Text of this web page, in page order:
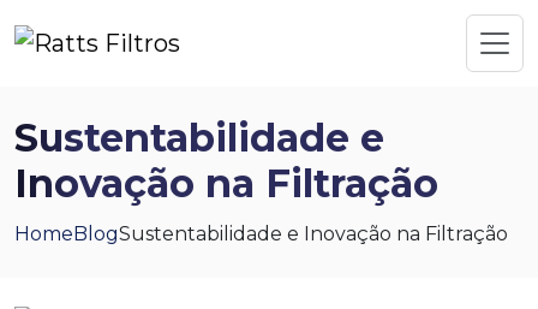
Sustentabilidade e
Inovação na Filtração
Home BlogSustentabilidade e Inovação na Filtração